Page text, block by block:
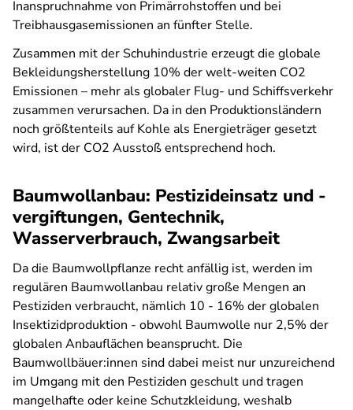
Inanspruchnahme von Primärrohstoffen und bei
Treibhausgasemissionen an fünfter Stelle.
Zusammen mit der Schuhindustrie erzeugt die globale
Bekleidungsherstellung 10% der welt-weiten CO2
Emissionen – mehr als globaler Flug- und Schiffsverkehr
zusammen verursachen. Da in den Produktionsländern
noch größtenteils auf Kohle als Energieträger gesetzt
wird, ist der CO2 Ausstoß entsprechend hoch.
Baumwollanbau: Pestizideinsatz und -
vergiftungen, Gentechnik,
Wasserverbrauch, Zwangsarbeit
Da die Baumwollpflanze recht anfällig ist, werden im
regulären Baumwollanbau relativ große Mengen an
Pestiziden verbraucht, nämlich 10 - 16% der globalen
Insektizidproduktion - obwohl Baumwolle nur 2,5% der
globalen Anbauflächen beansprucht. Die
Baumwollbäuer:innen sind dabei meist nur unzureichend
im Umgang mit den Pestiziden geschult und tragen
mangelhafte oder keine Schutzkleidung, weshalb